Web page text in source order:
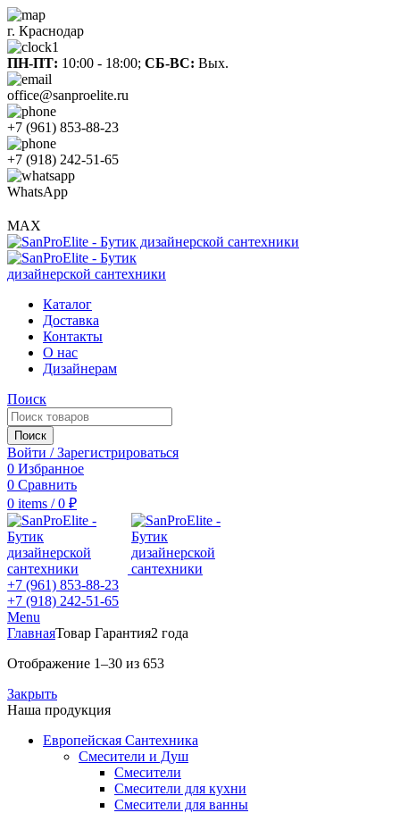
г. Краснодар
ПН-ПТ: 10:00 - 18:00; СБ-ВС: Вых.
office@sanproelite.ru
+7 (961) 853-88-23
+7 (918) 242-51-65
WhatsApp
MAX
Каталог
Доставка
Контакты
О нас
Дизайнерам
Поиск
Поиск
Войти / Зарегистрироваться
0 Избранное
0 Сравнить
0 items / 0 ₽
+7 (961) 853-88-23
+7 (918) 242-51-65
Menu
ГлавнаяТовар Гарантия2 года
Отображение 1–30 из 653
Закрыть
Наша продукция
Европейская Сантехника
Смесители и Душ
Смесители
Смесители для кухни
Смесители для ванны